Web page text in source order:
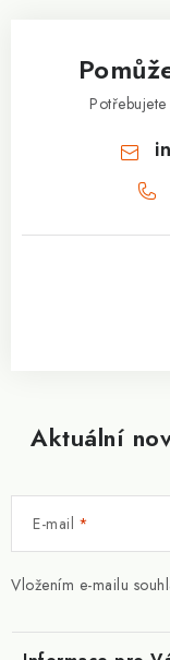
Aktuální
E-mail
Vložením e-mailu